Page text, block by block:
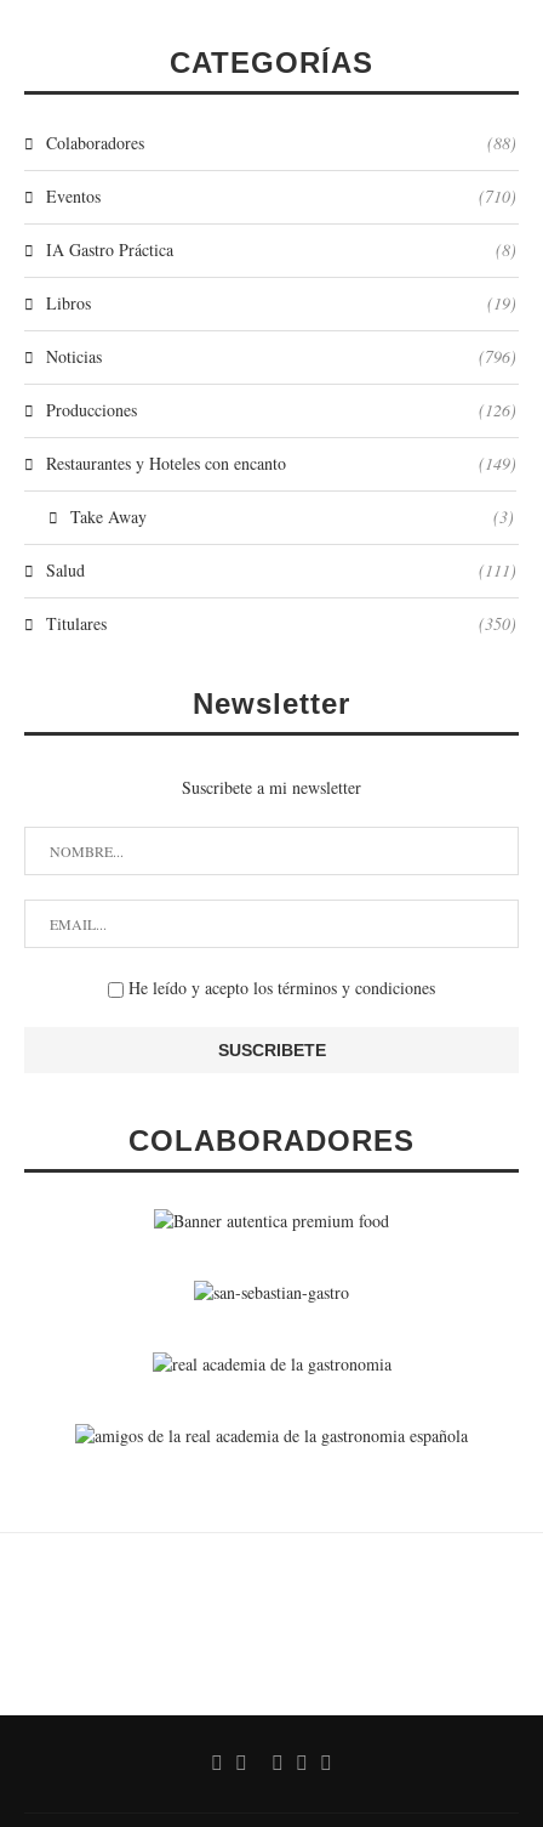
CATEGORÍAS
Colaboradores (88)
Eventos (710)
IA Gastro Práctica (8)
Libros (19)
Noticias (796)
Producciones (126)
Restaurantes y Hoteles con encanto (149)
Take Away (3)
Salud (111)
Titulares (350)
Newsletter
Suscribete a mi newsletter
He leído y acepto los términos y condiciones
COLABORADORES